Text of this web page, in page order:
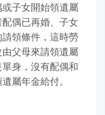
子女開始領遺屬
偶已再婚、子女
領條件，這時勞
父母來請領遺屬
身，沒有配偶和
屬年金給付。